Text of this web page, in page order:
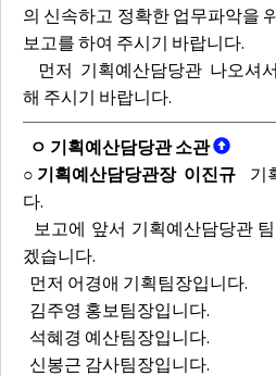
의 신속하고 정확한 업무파악을
보고를 하여 주시기 바랍니다.
먼저 기획예산담당관 나오셔
해 주시기 바랍니다.
ㅇ 기획예산담당관 소관
○기획예산담당관장 이진규기
다.
보고에 앞서 기획예산담당관
겠습니다.
먼저 어경애 기획팀장입니다.
김주영 홍보팀장입니다.
석혜경 예산팀장입니다.
신봉근 감사팀장입니다.